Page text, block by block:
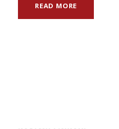
READ MORE